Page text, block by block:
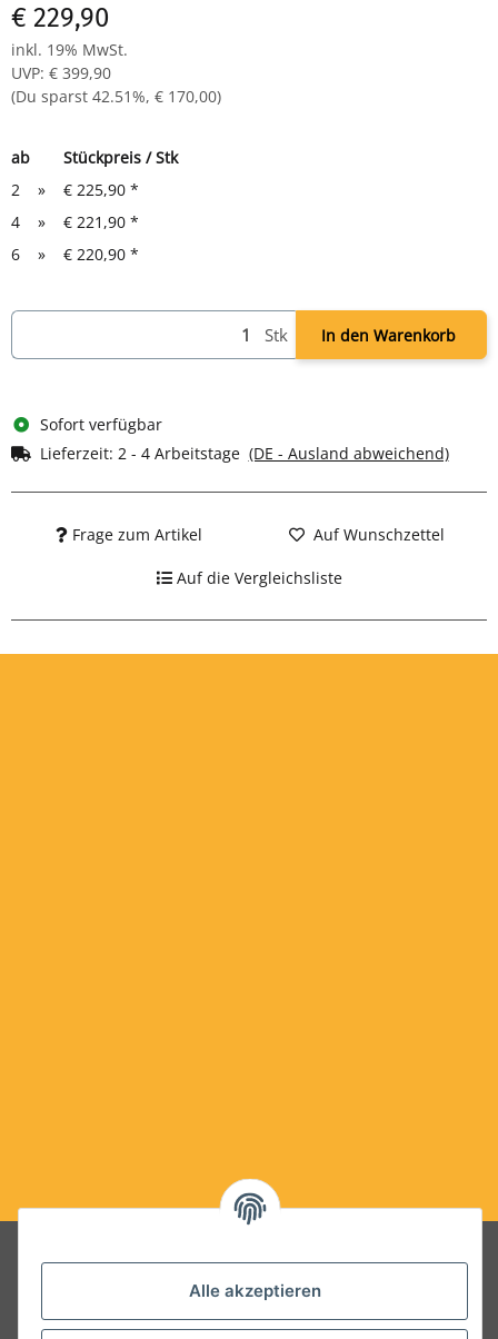
Alle akzeptieren
€ 229,90
inkl. 19% MwSt.
UVP: € 399,90
(Du sparst 42.51%, € 170,00)
ab
Stückpreis / Stk
2
» € 225,90 *
4
» € 221,90 *
6
» € 220,90 *
Stk In den Warenkorb
Sofort verfügbar
Lieferzeit: 2 - 4 Arbeitstage (DE - Ausland abweichend)
Frage zum Artikel Auf Wunschzettel
Auf die Vergleichsliste
Folgt uns auf Social Media